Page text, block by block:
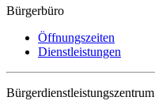
Bürgerbüro
Öffnungszeiten
Dienstleistungen
Bürgerdienstleistungszentrum